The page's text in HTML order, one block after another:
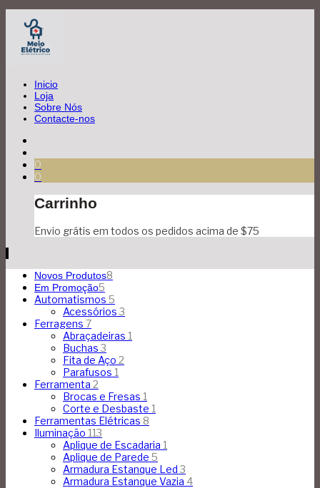
Inicio
Loja
Sobre Nós
Contacte-nos
0
0
Carrinho
Envio grátis em todos os pedidos acima de $75
Novos Produtos8
Em Promoção5
Automatismos 5
Acessórios3
Ferragens 7
Abraçadeiras 1
Buchas3
Fita de Aço 2
Parafusos 1
Ferramenta 2
Brocas e Fresas 1
Corte e Desbaste 1
Ferramentas Elétricas 8
Iluminação 113
Aplique de Escadaria 1
Aplique de Parede 5
Armadura Estanque Led3
Armadura Estanque Vazia 4